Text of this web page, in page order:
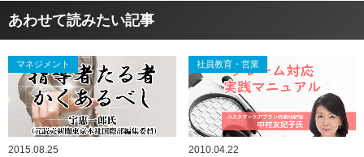
あわせて読みたい記事
マネジメント
2015.08.25
社員教育・営業
2010.04.22